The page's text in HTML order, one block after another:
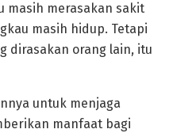
masih merasakan sakit
masih hidup. Tetapi
dirasakan orang lain, itu
untuk menjaga
manfaat bagi